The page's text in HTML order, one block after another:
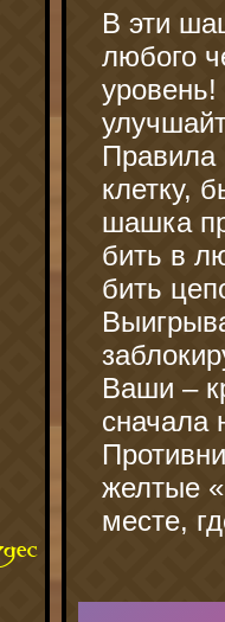
В эти
любого
Правила
клетку,
шашка
бить в
бить
Ваши –
сначала
желтые
месте,